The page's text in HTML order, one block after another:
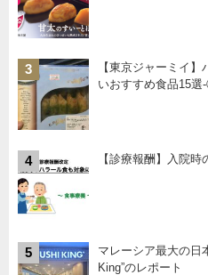
3
【東京ジャーミイ
いおすすめ食品15
4 【診療報酬】入院
5
マレーシア最大の日
King”のレポート